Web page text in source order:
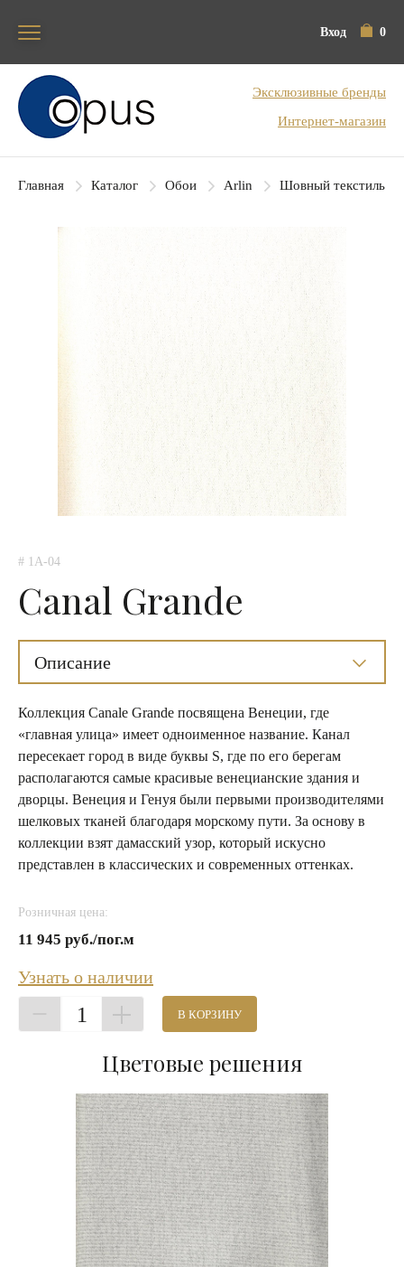
Вход 0
Блок поиска
Эксклюзивные бренды
Интернет-магазин
Главная Каталог Обои Arlin Шовный текстиль
# 1A-04
Canal Grande
Описание
Коллекция Сanale Grande посвящена Венеции, где
«главная улица» имеет одноименное название. Канал
пересекает город в виде буквы S, где по его берегам
располагаются самые красивые венецианские здания и
дворцы. Венеция и Генуя были первыми производителями
шелковых тканей благодаря морскому пути. За основу в
коллекции взят дамасский узор, который искусно
представлен в классических и современных оттенках.
Розничная цена:
11 945 руб./пог.м
Узнать о наличии
1 В КОРЗИНУ
Цветовые решения